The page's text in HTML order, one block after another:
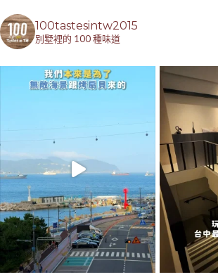
100tastesintw2015
別墅裡的 100 種味道